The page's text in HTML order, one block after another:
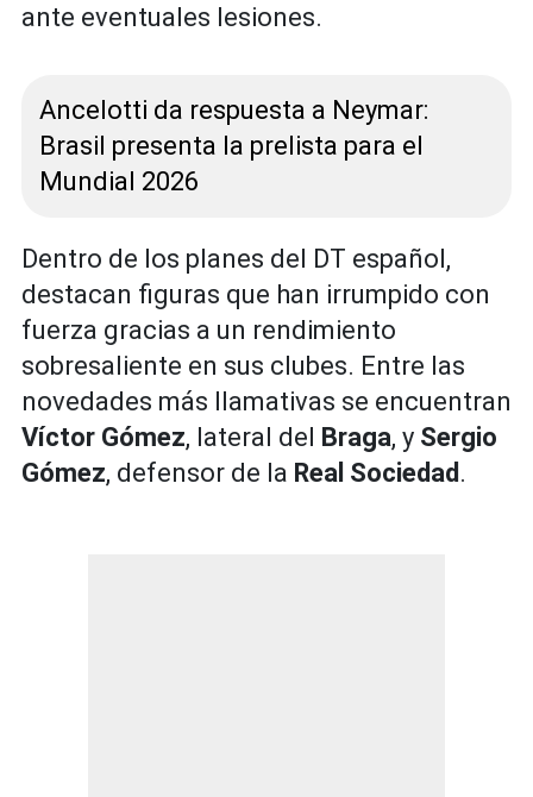
ante eventuales lesiones.
Ancelotti da respuesta a Neymar:
Brasil presenta la prelista para el
Mundial 2026
Dentro de los planes del DT español,
destacan figuras que han irrumpido con
fuerza gracias a un rendimiento
sobresaliente en sus clubes. Entre las
novedades más llamativas se encuentran
Víctor Gómez, lateral del Braga, y Sergio
Gómez, defensor de la Real Sociedad .